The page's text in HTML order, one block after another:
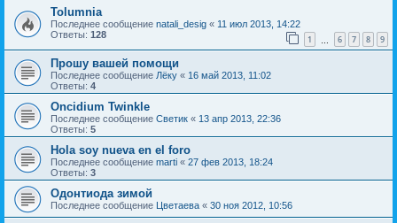
Tolumnia
Последнее сообщение natali_desig « 11 июл 2013, 14:22
Ответы: 128 1 6 7 8 9
Прошу вашей помощи
Последнее сообщение Лёку « 16 май 2013, 11:02
Ответы: 4
Oncidium Twinkle
Последнее сообщение Светик « 13 апр 2013, 22:36
Ответы: 5
Hola soy nueva en el foro
Последнее сообщение marti « 27 фев 2013, 18:24
Ответы: 3
Одонтиода зимой
Последнее сообщение Цветаева « 30 ноя 2012, 10:56